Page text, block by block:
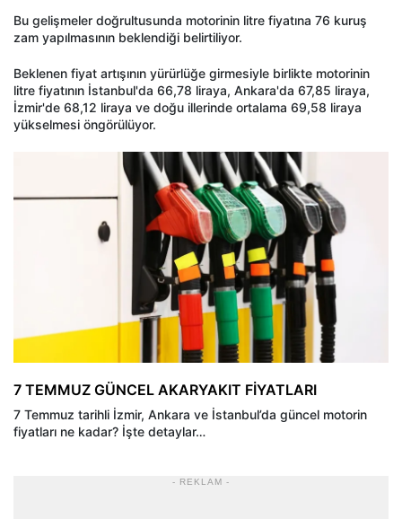
Bu gelişmeler doğrultusunda motorinin litre fiyatına 76 kuruş
zam yapılmasının beklendiği belirtiliyor.
Beklenen fiyat artışının yürürlüğe girmesiyle birlikte motorinin
litre fiyatının İstanbul'da 66,78 liraya, Ankara'da 67,85 liraya,
İzmir'de 68,12 liraya ve doğu illerinde ortalama 69,58 liraya
yükselmesi öngörülüyor.
7 TEMMUZ GÜNCEL AKARYAKIT FİYATLARI
7 Temmuz tarihli İzmir, Ankara ve İstanbul’da güncel motorin
fiyatları ne kadar? İşte detaylar…
- REKLAM -